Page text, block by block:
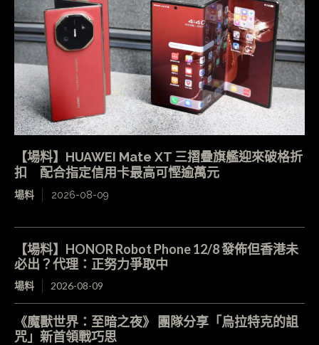
【場料】HUAWEI Mate XT 三摺疊旗艦迎來破格折
扣 配合指定信用卡最高可慳逾萬元
場料 2026-08-09
【場料】HONOR Robot Phone 12/8 發佈但香港未
必出？代理：正努力爭取中
場料 2026-08-09
《魔獸世界：至暗之夜》 團隊分享「烏拉特克的詛
咒」新首領戰巧思